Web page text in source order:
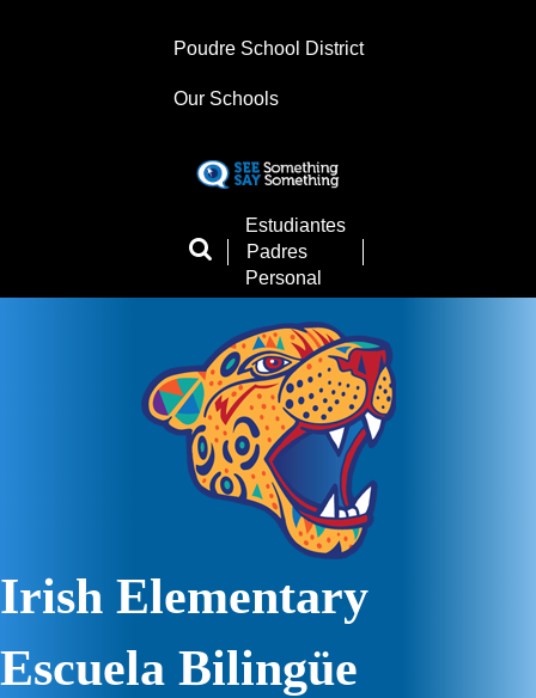
to
content
Poudre School District
Our Schools
Landing
Page
Menu
Estudiantes
Padres
Personal
Irish Elementary
Escuela Bilingüe